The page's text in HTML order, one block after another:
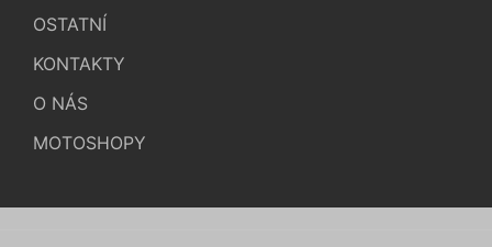
OSTATNÍ
KONTAKTY
O NÁS
MOTOSHOPY